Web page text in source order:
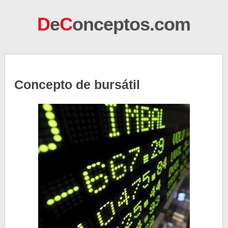
DeConceptos.com
Concepto de bursátil